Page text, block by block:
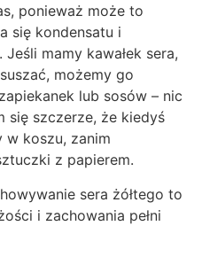
ponieważ może to
się kondensatu i
mamy kawałek sera,
możemy go
lub sosów – nic
się szczerze, że kiedyś
w koszu, zanim
z papierem.
sera żółtego to
i zachowania pełni